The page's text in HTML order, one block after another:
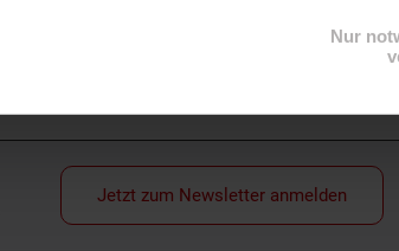
Nur
Jetzt zum Newsletter anmelden